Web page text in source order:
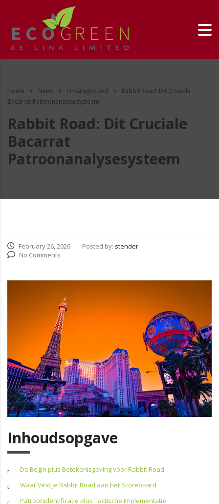
Home News Uncategorized
Rabbit Road: Dit Cruciale
Bacarrat Patroonanalysesysteem
Rabbit Road: Dit Cruciale
Bacarrat
Patroonanalysesysteem
February 26, 2026 Posted by: stender
No Comments
Inhoudsopgave
De Begin plus Betekenisgeving voor Rabbit Road
Waar Vind Je Rabbit Road aan het Scoreboard
Patroonidentificatie plus Tactische Implementatie